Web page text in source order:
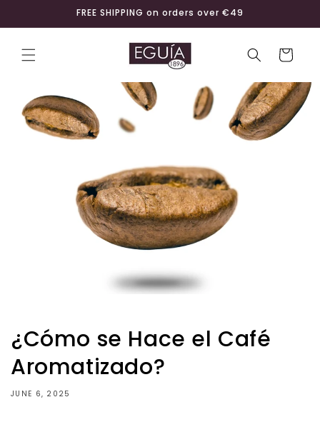
FREE SHIPPING on orders over €49
Cart
¿Cómo se Hace el Café
Aromatizado?
JUNE 6, 2025